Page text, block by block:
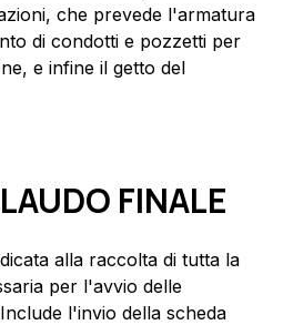
che prevede l'armatura
di condotti e pozzetti per
e infine il getto del
FINALE
alla raccolta di tutta la
per l'avvio delle
l'invio della scheda